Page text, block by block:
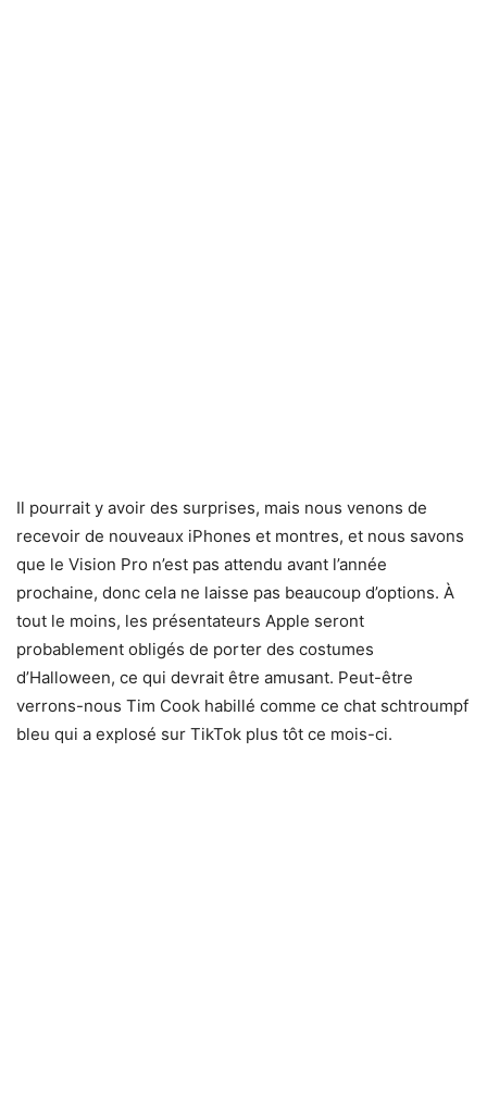
Il pourrait y avoir des surprises, mais nous venons de
recevoir de nouveaux iPhones et montres, et nous savons
que le Vision Pro n’est pas attendu avant l’année
prochaine, donc cela ne laisse pas beaucoup d’options. À
tout le moins, les présentateurs Apple seront
probablement obligés de porter des costumes
d’Halloween, ce qui devrait être amusant. Peut-être
verrons-nous Tim Cook habillé comme ce chat schtroumpf
bleu qui a explosé sur TikTok plus tôt ce mois-ci.